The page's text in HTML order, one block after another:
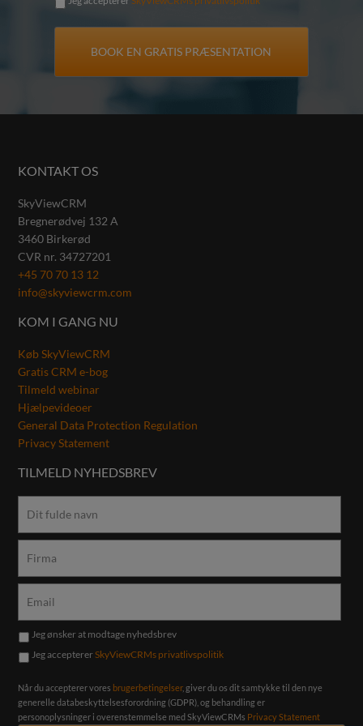
KONTAKT OS
SkyViewCRM
Bregnerødvej 132 A
3460 Birkerød
CVR nr. 34727201
+45 70 70 13 12
info@skyviewcrm.com
KOM I GANG NU
Køb SkyViewCRM
Gratis CRM e-bog
Tilmeld webinar
Hjælpevideoer
General Data Protection Regulation
Privacy Statement
TILMELD NYHEDSBREV
Jeg ønsker at modtage nyhedsbrev
Jeg acceptererSkyViewCRMs privatlivspolitik
Når du accepterer vores brugerbetingelser, giver du os dit samtykke til den nye
generelle databeskyttelsesforordning (GDPR), og behandling er
personoplysninger i overenstemmelse med SkyViewCRMs Privacy Statement